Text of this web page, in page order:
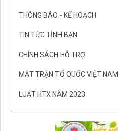
THÔNG BÁO - KẾ HOẠCH
TIN TỨC TỈNH BẠN
CHÍNH SÁCH HỖ TRỢ
MẶT TRẬN TỔ QUỐC VIỆT NAM
LUẬT HTX NĂM 2023